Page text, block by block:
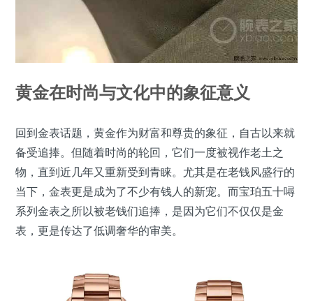
黄金在时尚与文化中的象征意义
回到金表话题，黄金作为财富和尊贵的象征，自古以来就
备受追捧。但随着时尚的轮回，它们一度被视作老土之
物，直到近几年又重新受到青睐。尤其是在老钱风盛行的
当下，金表更是成为了不少有钱人的新宠。而宝珀五十噚
系列金表之所以被老钱们追捧，是因为它们不仅仅是金
表，更是传达了低调奢华的审美。